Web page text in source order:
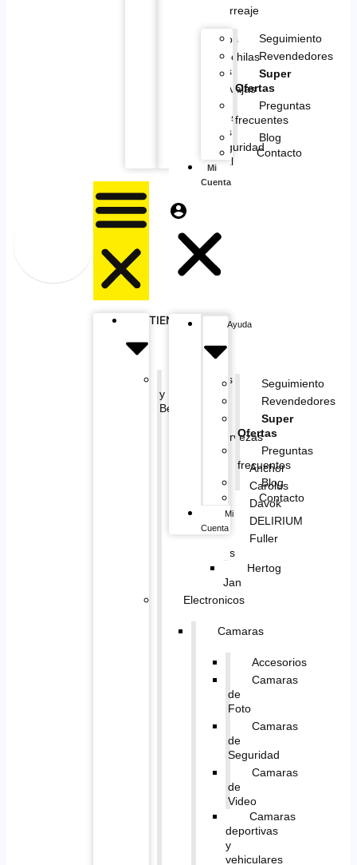
Correaje
Chalecos
Mochilas
Tacticas
Navajas
Cuchillos
Tacticos
Seguridad
Personal
TIENDA
Alimentos
y
Bebidas
Cervezas
Anchor
Carolus
Davok
DELIRIUM
Fuller
´s
Hertog
Jan
Electronicos
Camaras
Accesorios
Camaras
de
Foto
Camaras
de
Seguridad
Camaras
de
Video
Camaras
deportivas
y
vehiculares
Seguimiento
Revendedores
Super
Ofertas
Preguntas
frecuentes
Blog
Contacto
Mi
Cuenta
Ayuda
Seguimiento
Revendedores
Super
Ofertas
Preguntas
frecuentes
Blog
Contacto
Mi
Cuenta